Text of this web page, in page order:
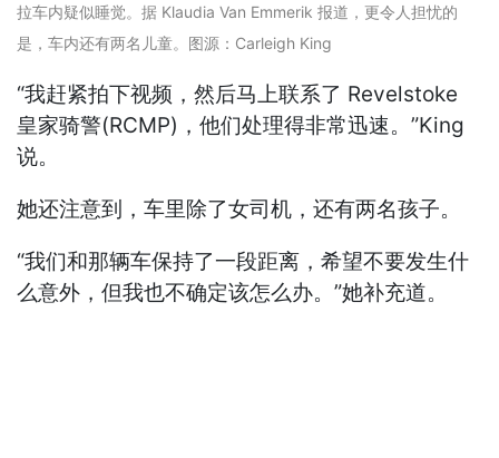
拉车内疑似睡觉。据 Klaudia Van Emmerik 报道，更令人担忧的
是，车内还有两名儿童。图源：Carleigh King
“我赶紧拍下视频，然后马上联系了 Revelstoke
皇家骑警(RCMP)，他们处理得非常迅速。”King
说。
她还注意到，车里除了女司机，还有两名孩子。
“我们和那辆车保持了一段距离，希望不要发生什
么意外，但我也不确定该怎么办。”她补充道。